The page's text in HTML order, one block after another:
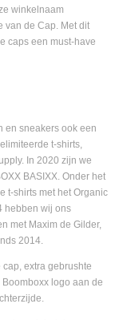
winkelnaam
van de Cap. Met dit
caps een must-have
en sneakers ook een
t-shirts,
In 2020 zijn we
BASIXX. Onder het
t-shirts met het Organic
hebben wij ons
met Maxim de Gilder,
2014.
extra gebrushte
logo aan de